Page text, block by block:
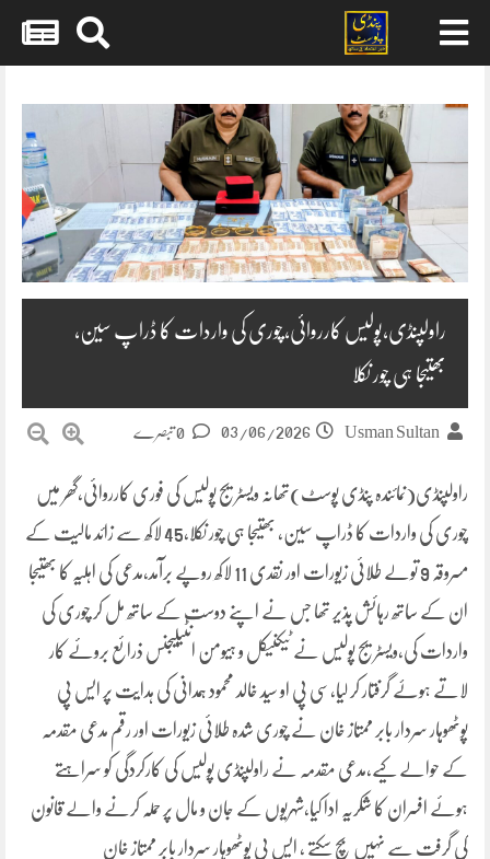
content
راولپنڈی،پولیس کارروائی،چوری کی واردات کا ڈراپ سین،
بھتیجا ہی چور نکلا
Usman Sultan
03/06/2026
راولپنڈی(نمائندہ پنڈی پوسٹ)تھانہ ویسٹریج پولیس کی فوری کارروائی،گھر میں
چوری کی واردات کا ڈراپ سین، بھتیجا ہی چور نکلا،45 لاکھ سے زائد مالیت کے
مسروقہ 9 تولے طلائی زیورات اور نقدی 11 لاکھ روپے برآمد،مدعی کی اہلیہ کا بھتیجا
ان کے ساتھ رہائش پذیر تھا جس نے اپنے دوست کے ساتھ مل کر چوری کی
واردات کی،ویسٹریج پولیس نے ٹیکنیکل و ہیومن انٹیلیجنس ذرائع بروئے کار
لاتے ہوۓ گرفتار کر لیا،سی پی او سید خالد محمود ہمدانی کی ہدایت پر ایس پی
پوٹھوہار سردار بابر ممتاز خان نے چوری شدہ طلائی زیورات اور رقم مدعی مقدمہ
کے حوالے کیے،مدعی مقدمہ نے راولپنڈی پولیس کی کارکردگی کو سراہتے
ہوئے افسران کا شکریہ ادا کیا،شہریوں کے جان و مال پر حملہ کرنے والے قانون
کی گرفت سے نہیں بچ سکتے ، ایس پی پوٹھوہار سردار بابر ممتاز خان